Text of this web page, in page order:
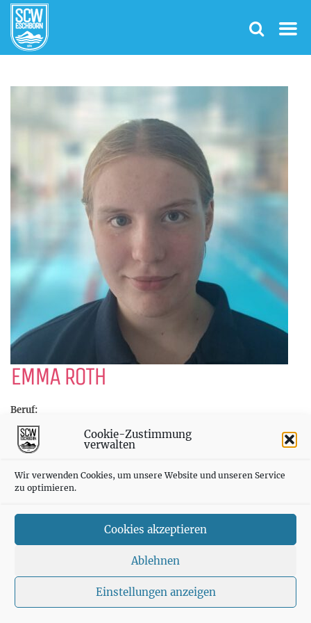
Cookie-Zustimmung
verwalten
Wir verwenden Cookies, um unsere Website und unseren Service
zu optimieren.
Cookies akzeptieren
Ablehnen
Einstellungen anzeigen
EMMA ROTH
Beruf:
Schülerin
Funktion / Trainerausbildung:
SCWE auf INSTAGRAM
Schwimmclub Westerbach Eschborn e.V. | Hauptstraße 283-285,
65760 Eschborn | E-Mail:info@scwe.de